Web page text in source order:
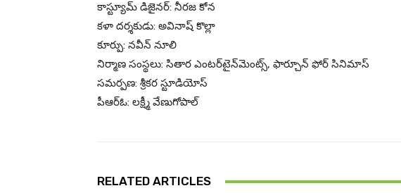
కాస్ట్యూమ్ డిజైనర్: నీరజ కోన
కళా దర్శకుడు: అవినాష్‌ కొల్లా
కూర్పు: నవీన్ నూలి
నిర్మాణ సంస్థలు: సితార ఎంటర్‌టైన్‌మెంట్స్, ఫార్చూన్ ఫోర్ సినిమాస్
సమర్పణ: శ్రీకర స్టూడియోస్
పీఆర్ఓ: లక్ష్మీ వేణుగోపాల్
RELATED ARTICLES